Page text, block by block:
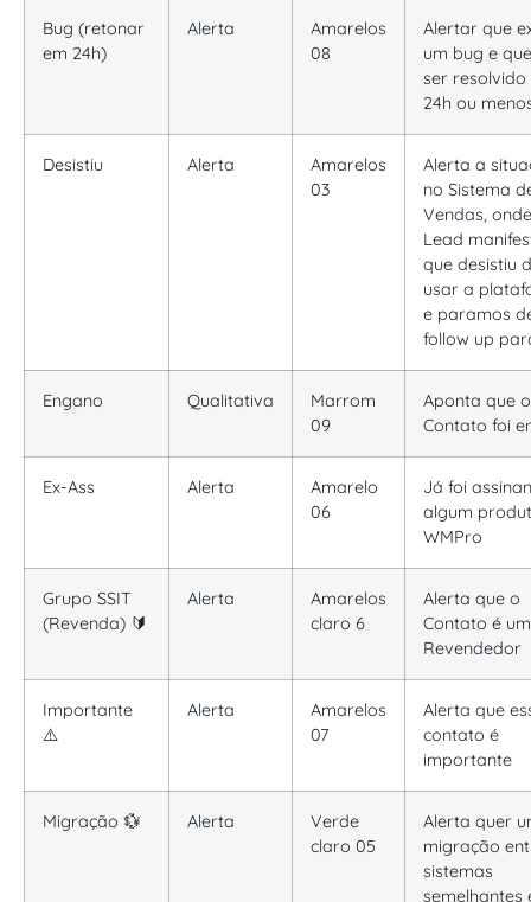
Bug (retonar
em 24h)
Alerta
Amarelos
08
Alertar que
um bug e
ser resolvido
24h ou
Desistiu Alerta
Amarelos
03
Alerta a
no Sistema
Vendas,
Lead
que desistiu
usar a
e paramos
follow up
Engano Qualitativa
Marrom
09
Aponta que o
Contato foi
Ex-Ass Alerta
Amarelo
06
Já foi
algum
WMPro
Grupo SSIT
(Revenda) 🔰
Alerta
Amarelos
claro 6
Alerta que o
Contato é um
Revendedor
Importante
⚠️
Alerta
Amarelos
07
Alerta que
contato é
importante
Migração 💱 Alerta
Verde
claro 05
Alerta quer
migração
sistemas
semelhantes